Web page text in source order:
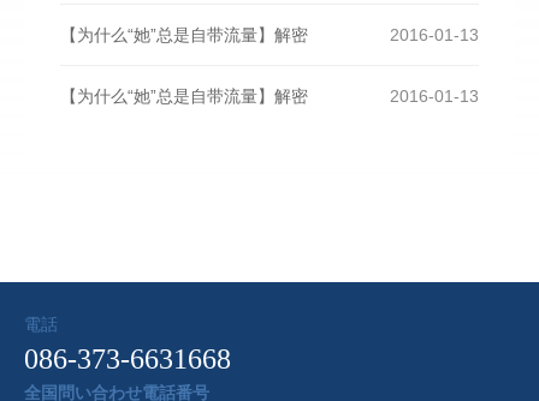
2016-01-13
【为什么“她”总是自带流量】解密
2016-01-13
【为什么“她”总是自带流量】解密
電話
086-373-6631668
全国問い合わせ電話番号